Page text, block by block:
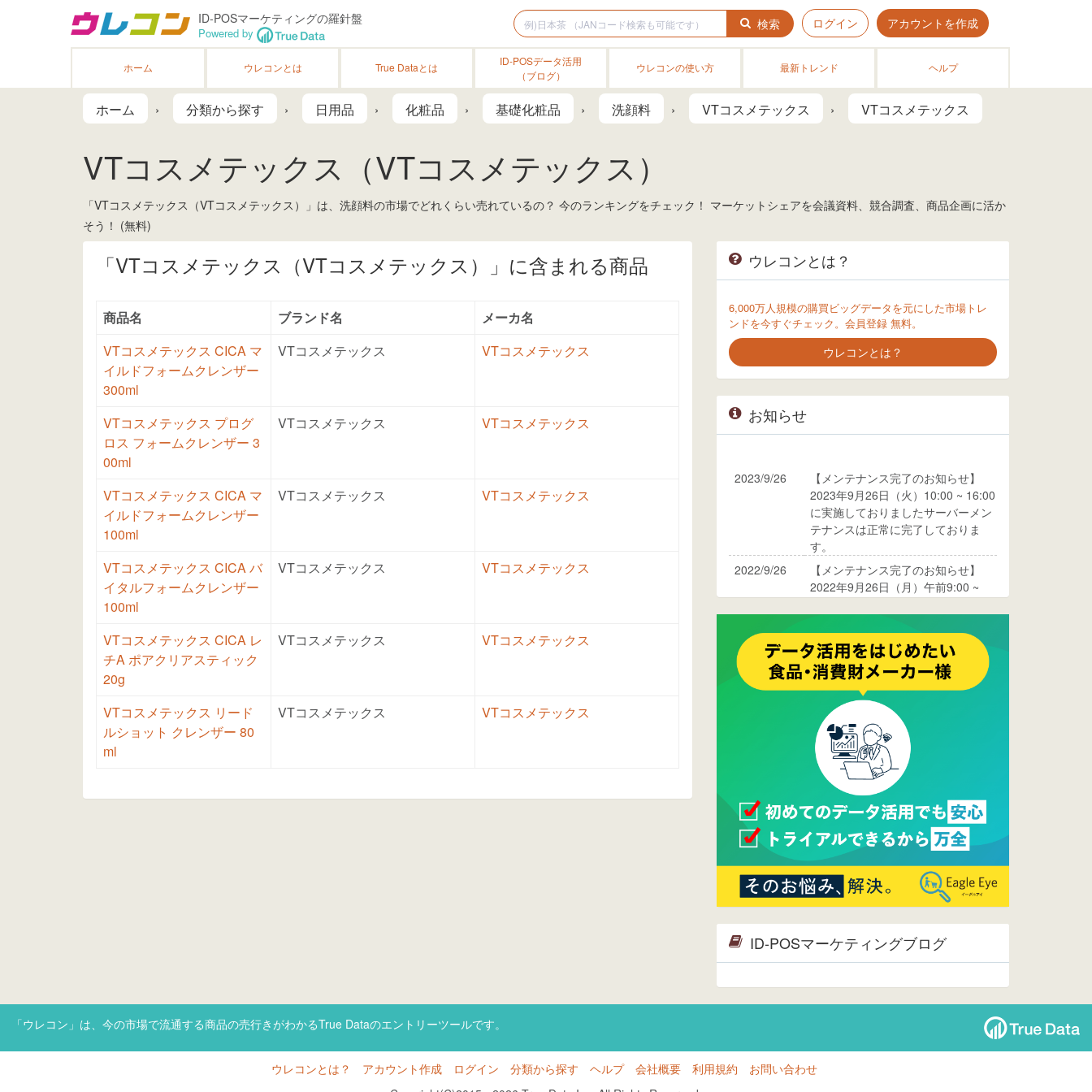
ID-POSマーケティングの羅針盤
Powered by
検索 ログイン アカウントを作成
ホーム ウレコンとは True Dataとは
ID-POSデータ活用
（ブログ）
ウレコンの使い方 最新トレンド ヘルプ
ホーム 分類から探す 日用品 化粧品 基礎化粧品 洗顔料 VTコスメテックス VTコスメテックス
VTコスメテックス（VTコスメテックス）
「VTコスメテックス（VTコスメテックス）」は、洗顔料の市場でどれくらい売れているの？ 今のランキングをチェック！ マーケットシェアを会議資料、競合調査、商品企画に活か
そう！ (無料)
「VTコスメテックス（VTコスメテックス）」に含まれる商品
商品名 ブランド名
メーカ名
VTコスメテックス CICA マ
イルドフォームクレンザー
300ml
VTコスメテックス VTコスメテックス
VTコスメテックス プログ
ロス フォームクレンザー 3
00ml
VTコスメテックス VTコスメテックス
VTコスメテックス CICA マ
イルドフォームクレンザー
100ml
VTコスメテックス VTコスメテックス
VTコスメテックス CICA バ
イタルフォームクレンザー
100ml
VTコスメテックス VTコスメテックス
VTコスメテックス CICA レ
チA ポアクリアスティック
20g
VTコスメテックス VTコスメテックス
VTコスメテックス リード
ルショット クレンザー 80
ml
VTコスメテックス VTコスメテックス
ウレコンとは？
6,000万人規模の購買ビッグデータを元にした市場トレ
ンドを今すぐチェック。会員登録 無料。
ウレコンとは？
お知らせ
2023/9/26
【メンテナンス完了のお知らせ】
2023年9月26日（火）10:00 ~ 16:00
に実施しておりましたサーバーメン
テナンスは正常に完了しておりま
す。
2022/9/26
【メンテナンス完了のお知らせ】
2022年9月26日（月）午前9:00 ~
ります。
2017/05/17
ウレコンでブログ掲載が始まりまし
た。ぜひご覧ください。
ウレコンのサイト機能を大幅バージ
ョンアップ。詳細はこちら。⇒
ページへ
ウレコンが機能拡充し、サイトリニ
ューアルしました。⇒
Facebook
2015/04/30
Facebookページを開設しました。
詳細はこちら。
2015/04/20
ウレコンサイトリリースしました。
ID-POSマーケティングブログ
「ウレコン」は、今の市場で流通する商品の売行きがわかるTrue Dataのエントリーツールです。
ウレコンとは？ アカウント作成 ログイン 分類から探す ヘルプ 会社概要 利用規約
お問い合わせ